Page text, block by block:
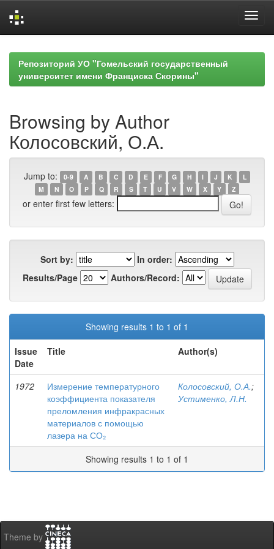
navigationРепозиторий УО "Гомельский государственный
университет имени Франциска Скорины"
Browsing by Author
Колосовский, О.А.
Jump to: 0-9 A B C D E F G H I J K
L
M
N O P Q R S T U V W X Y Z
or enter first few letters:
Sort by:
In order:
Results/Page
Authors/Record:
Showing results 1 to 1 of 1
Issue
Date
Title Author(s)
1972
Измерение температурного
коэффициента показателя
преломления инфракрасных
материалов с помощью
лазера на СО₂
Колосовский, О.А.;
Устименко, Л.Н.
Showing results 1 to 1 of 1
Theme by